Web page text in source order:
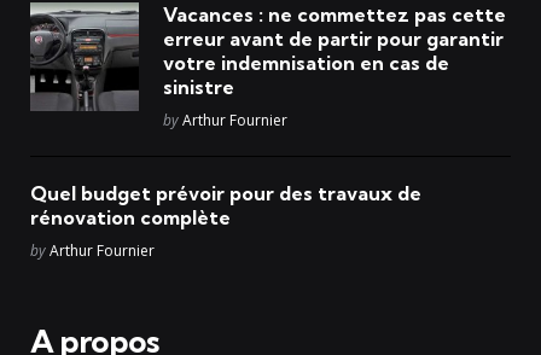
Vacances : ne commettez pas cette
erreur avant de partir pour garantir
votre indemnisation en cas de
sinistre
Posted
byArthur Fournier
Quel budget prévoir pour des travaux de
rénovation complète
Posted
byArthur Fournier
A propos